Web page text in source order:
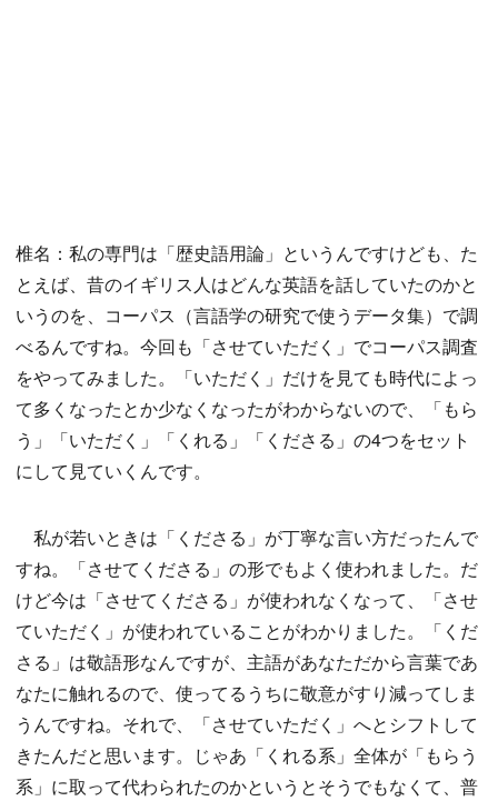
椎名：私の専門は「歴史語用論」というんですけども、た
とえば、昔のイギリス人はどんな英語を話していたのかと
いうのを、コーパス（言語学の研究で使うデータ集）で調
べるんですね。今回も「させていただく」でコーパス調査
をやってみました。「いただく」だけを見ても時代によっ
て多くなったとか少なくなったがわからないので、「もら
う」「いただく」「くれる」「くださる」の4つをセット
にして見ていくんです。
私が若いときは「くださる」が丁寧な言い方だったんで
すね。「させてくださる」の形でもよく使われました。だ
けど今は「させてくださる」が使われなくなって、「させ
ていただく」が使われていることがわかりました。「くだ
さる」は敬語形なんですが、主語があなただから言葉であ
なたに触れるので、使ってるうちに敬意がすり減ってしま
うんですね。それで、「させていただく」へとシフトして
きたんだと思います。じゃあ「くれる系」全体が「もらう
系」に取って代わられたのかというとそうでもなくて、普